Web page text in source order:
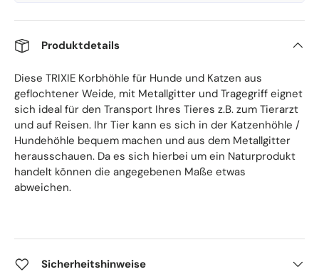
Produktdetails
Diese TRIXIE Korbhöhle für Hunde und Katzen aus
geflochtener Weide, mit Metallgitter und Tragegriff eignet
sich ideal für den Transport Ihres Tieres z.B. zum Tierarzt
und auf Reisen. Ihr Tier kann es sich in der Katzenhöhle /
Hundehöhle bequem machen und aus dem Metallgitter
herausschauen. Da es sich hierbei um ein Naturprodukt
handelt können die angegebenen Maße etwas
abweichen.
Sicherheitshinweise